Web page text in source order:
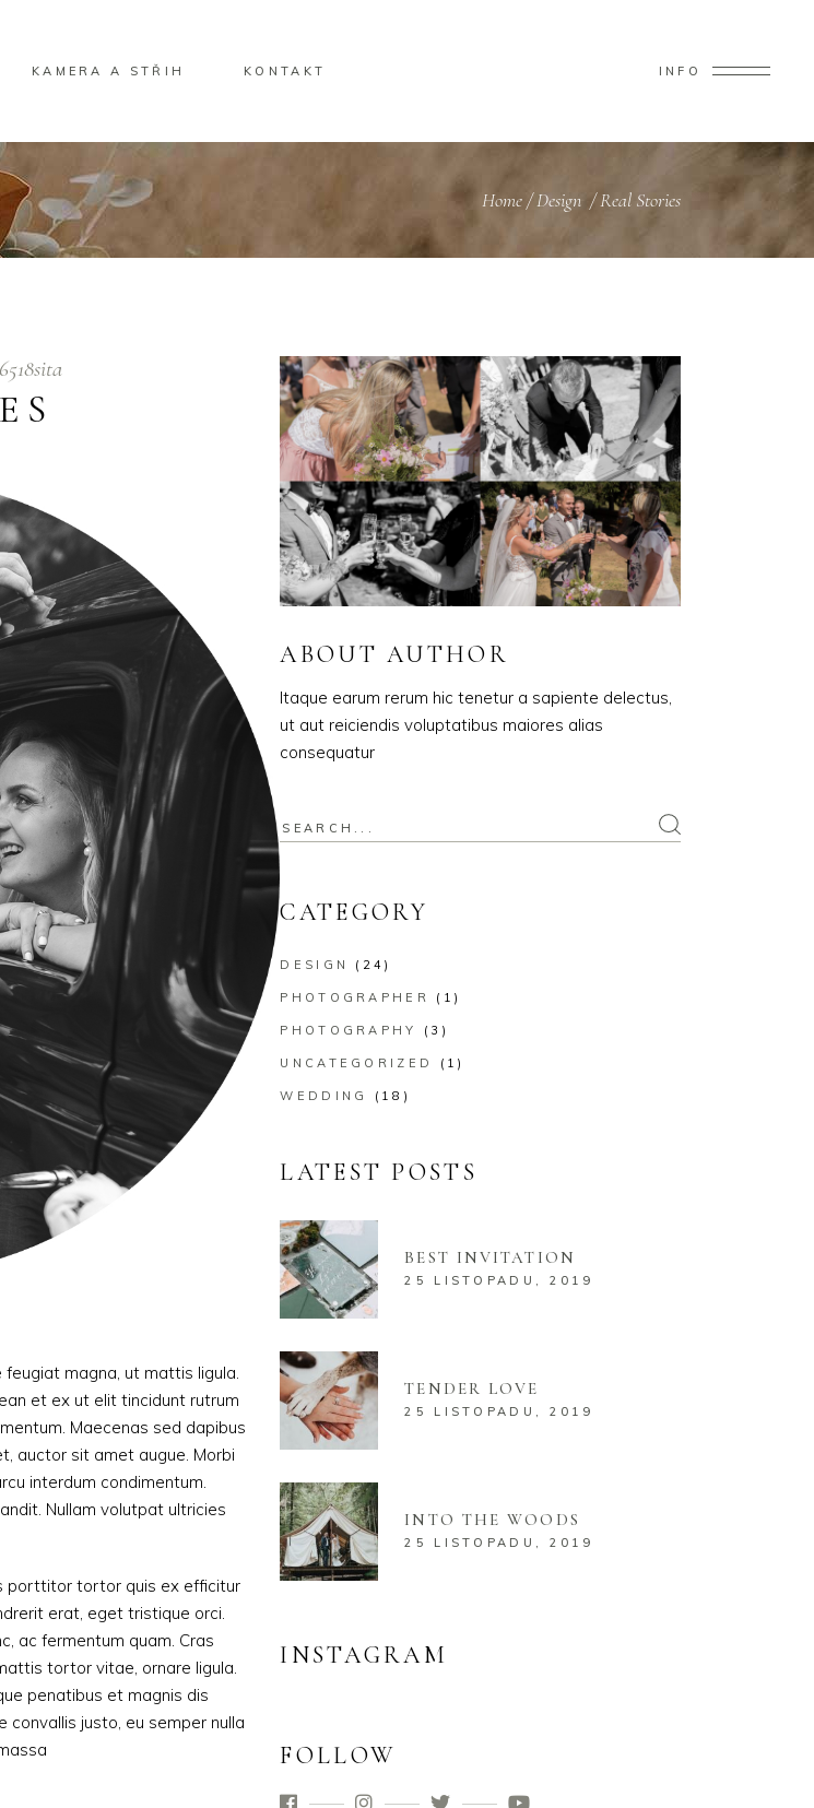
KAMERA A STŘIH KONTAKT INFO
Home/Design /Real Stories
magna, ut mattis ligula.
et ex ut elit tincidunt rutrum
Maecenas sed dapibus
auctor sit amet augue. Morbi
interdum condimentum.
Nullam volutpat ultricies
porttitor tortor quis ex efficitur
erat, eget tristique orci.
ac fermentum quam. Cras
tortor vitae, ornare ligula.
penatibus et magnis dis
justo, eu semper nulla
ABOUT AUTHOR
Itaque earum rerum hic tenetur a sapiente delectus,
ut aut reiciendis voluptatibus maiores alias
consequatur
CATEGORY
DESIGN (24)
PHOTOGRAPHER (1)
PHOTOGRAPHY (3)
UNCATEGORIZED (1)
WEDDING (18)
LATEST POSTS
BEST INVITATION
25 LISTOPADU, 2019
TENDER LOVE
25 LISTOPADU, 2019
INTO THE WOODS
25 LISTOPADU, 2019
INSTAGRAM
FOLLOW